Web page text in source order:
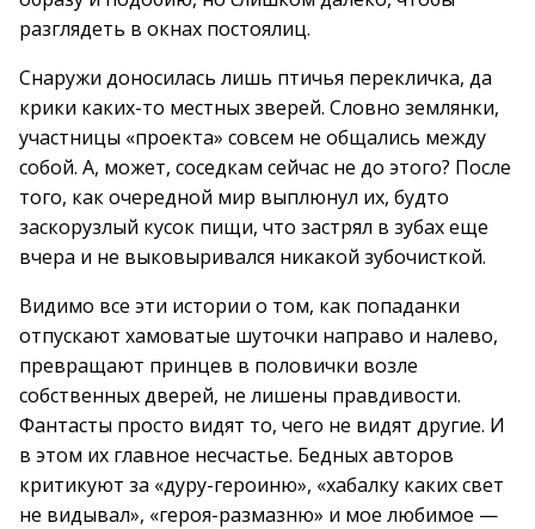
разглядеть в окнах постоялиц.
Снаружи доносилась лишь птичья перекличка, да
крики каких-то местных зверей. Словно землянки,
участницы «проекта» совсем не общались между
собой. А, может, соседкам сейчас не до этого? После
того, как очередной мир выплюнул их, будто
заскорузлый кусок пищи, что застрял в зубах еще
вчера и не выковыривался никакой зубочисткой.
Видимо все эти истории о том, как попаданки
отпускают хамоватые шуточки направо и налево,
превращают принцев в половички возле
собственных дверей, не лишены правдивости.
Фантасты просто видят то, чего не видят другие. И
в этом их главное несчастье. Бедных авторов
критикуют за «дуру-героиню», «хабалку каких свет
не видывал», «героя-размазню» и мое любимое —